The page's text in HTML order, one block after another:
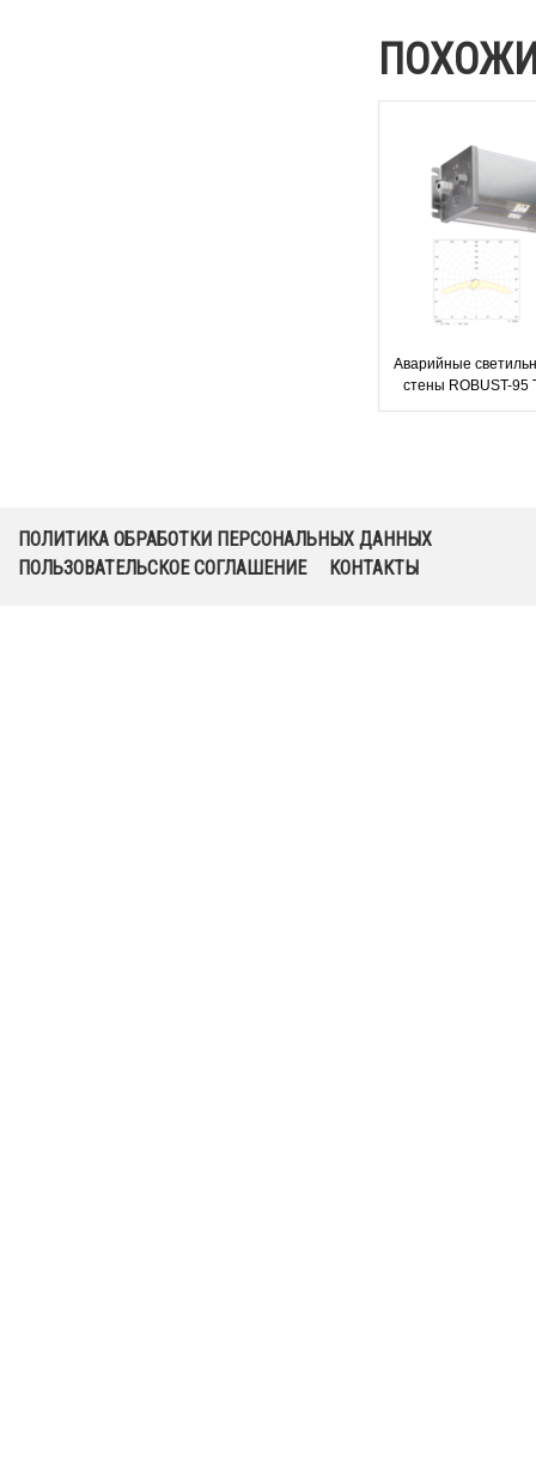
Аварийные
стены ROBUST-95
ПОЛИТИКА ОБРАБОТКИ ПЕРСОНАЛЬНЫХ ДАННЫХ
ПОЛЬЗОВАТЕЛЬСКОЕ СОГЛАШЕНИЕ
КОНТАКТЫ